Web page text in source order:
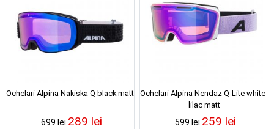
Ochelari Alpina Nakiska Q black matt
699 lei289 lei
Ochelari Alpina Nendaz Q-Lite white-
lilac matt
599 lei259 lei